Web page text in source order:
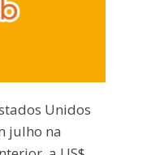
Unidos
julho na